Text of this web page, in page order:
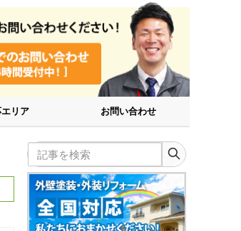
リア お問い合わせ
記事を検索